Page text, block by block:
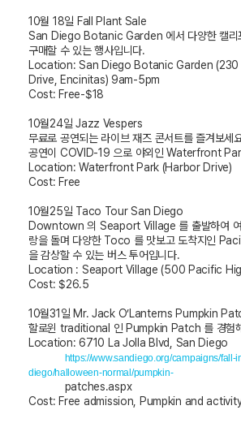
10월 18일 Fall Plant Sale
San Diego Botanic Garden 에서 다양한 캘
구매할 수있는 행사입니다.
Location: San Diego Botanic Garden (230
Drive, Encinitas) 9am-5pm
Cost: Free-$18
10월24일Jazz Vespers
무료로 공연되는 라이브 재즈 콘서트를 즐겨보세
공연이 COVID-19으로 야외인Waterfront
Location: Waterfront Park (Harbor Drive)
Cost: Free
10월25일 Taco Tour San Diego
Downtown의 Seaport Village 를 출발하여
랑을 돌며 다양한Toco 를 맛보고 도착지인
을 감상할 수 있는 버스 투어입니다.
Location : Seaport Village (500 Pacific
Cost: $26.5
10월31 일 Mr. Jack O’Lanterns Pumpkin
할로윈 traditional 인 Pumpkin Patch 를 경험
Location: 6710 La Jolla Blvd, San Diego
https://www.sandiego.org/campaigns/fall-
diego/halloween-normal/pumpkin-
patches.aspx
Cost: Free admission, Pumpkin and